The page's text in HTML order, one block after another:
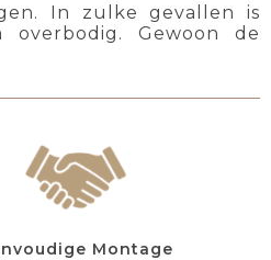
In zulke gevallen is
Gewoon de
Montage